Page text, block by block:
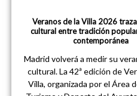
Veranos de la Villa 2026
cultural entre tradición
contemporánea
Madrid volverá a medir su
cultural. La 42ª edición de
Villa, organizada por el Área